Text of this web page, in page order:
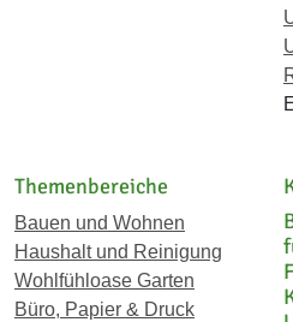
Themenbereiche
Bauen und Wohnen
Haushalt und Reinigung
Wohlfühloase Garten
Büro, Papier & Druck